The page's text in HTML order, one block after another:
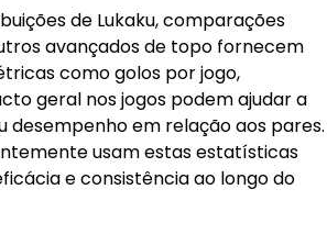
de Lukaku, comparações
avançados de topo fornecem
como golos por jogo,
geral nos jogos podem ajudar a
desempenho em relação aos pares.
usam estas estatísticas
e consistência ao longo do